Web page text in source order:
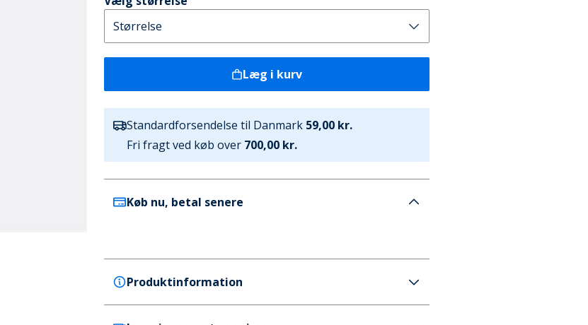
Læg i kurv
Standardforsendelse til Danmark 59,00 kr.
Fri fragt ved køb over 700,00 kr.
Køb nu, betal senere
Produktinformation